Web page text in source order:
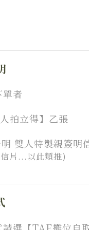
單者
拍立得】 乙張
雙人特製親簽明
片...以此類推)
選【TAE攤位自取